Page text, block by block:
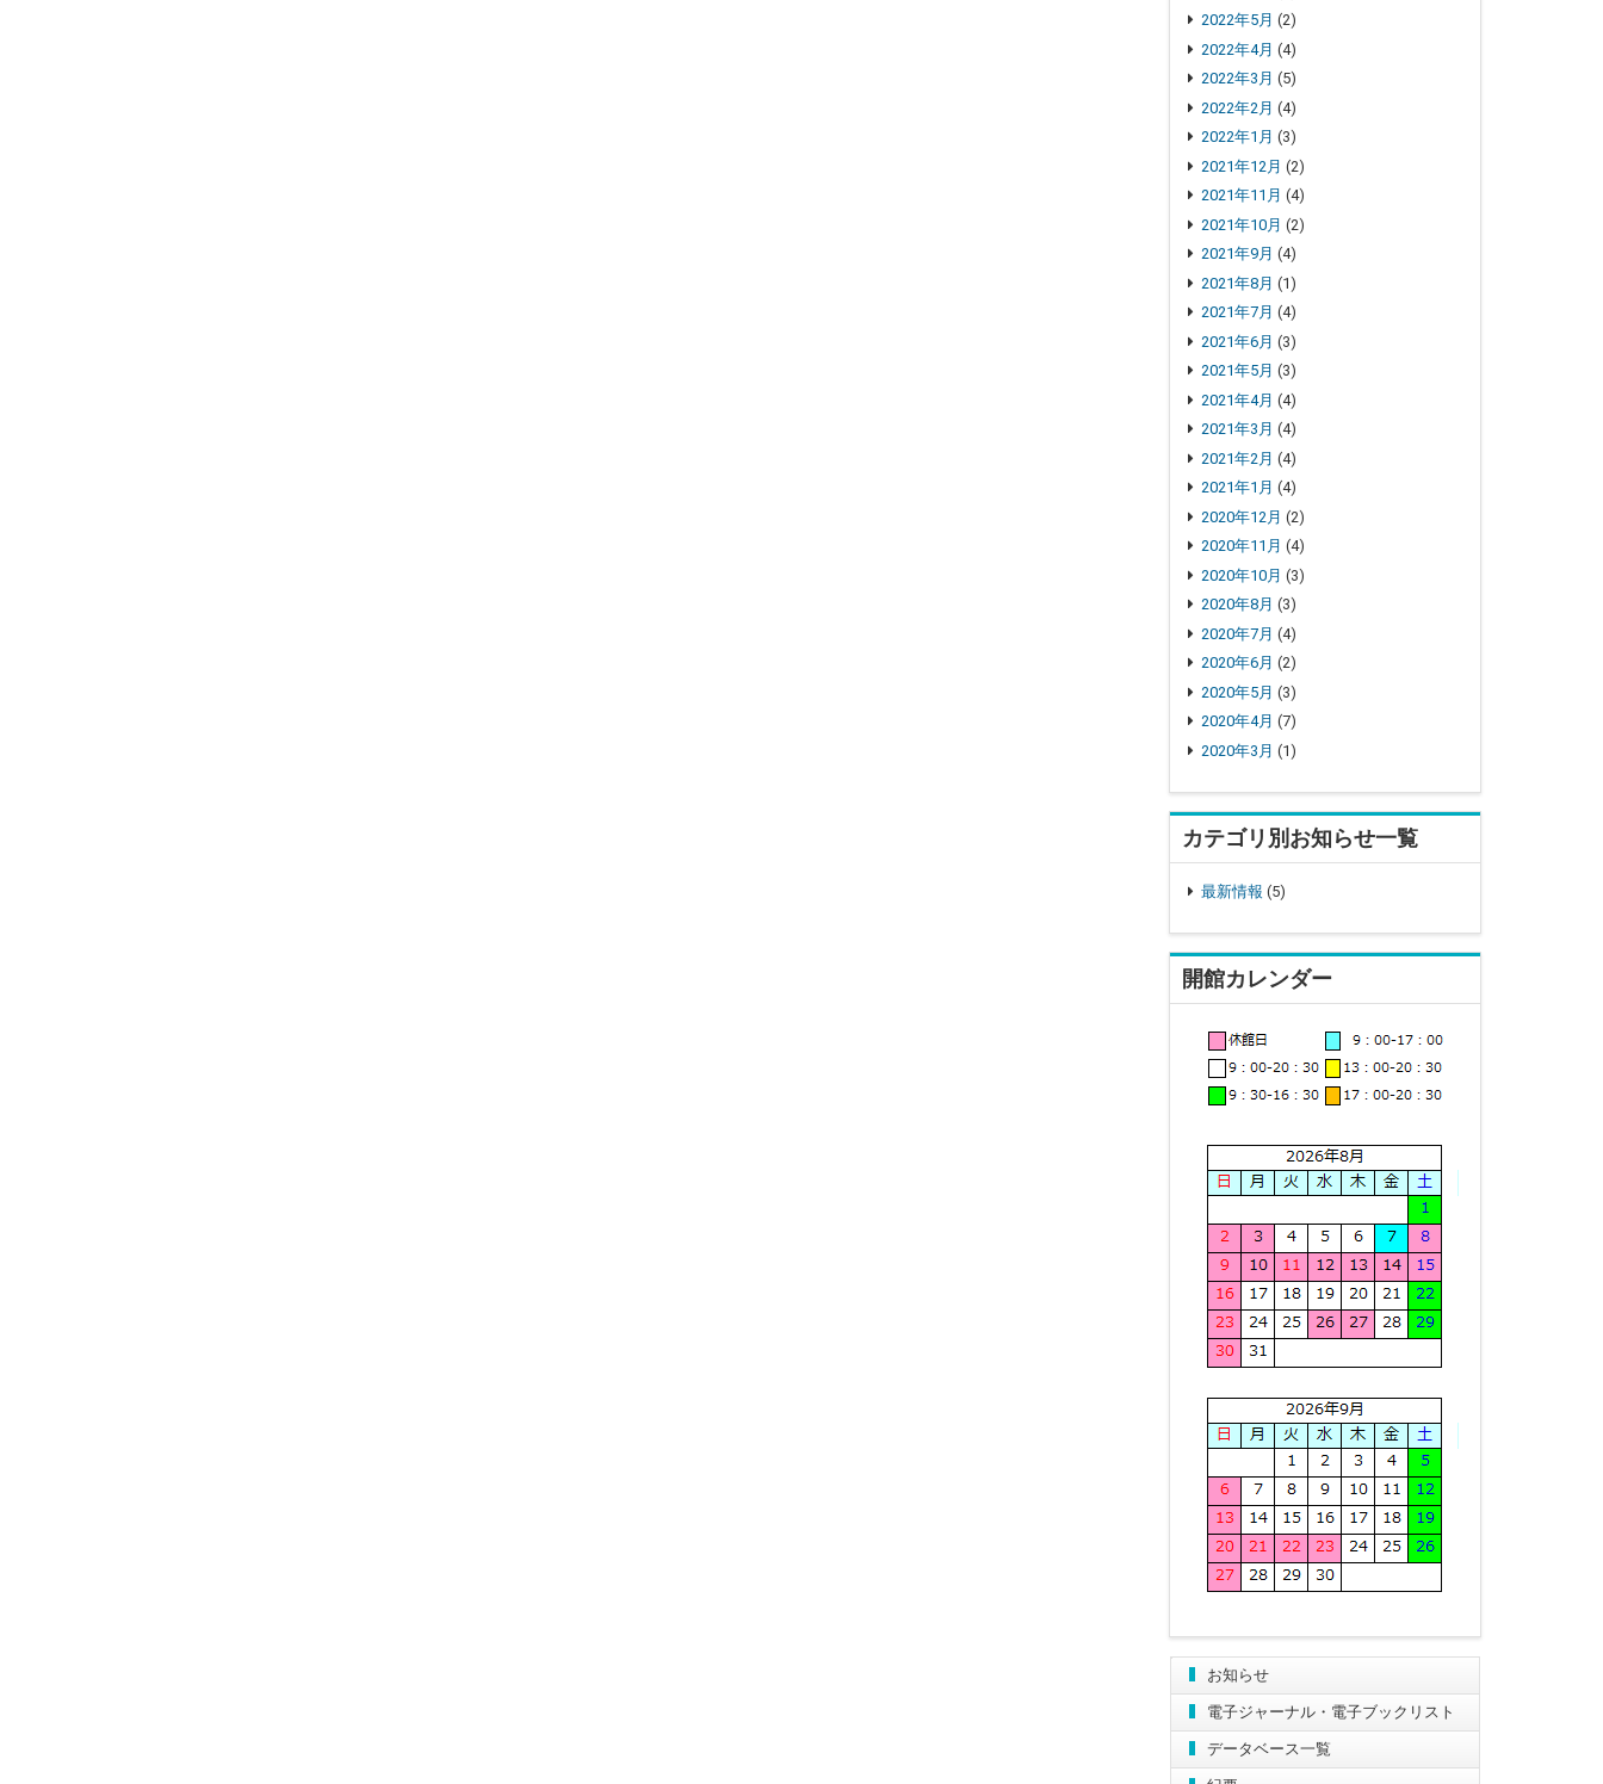
2022年5月 (2)
2022年4月 (4)
2022年3月 (5)
2022年2月 (4)
2022年1月 (3)
2021年12月 (2)
2021年11月 (4)
2021年10月 (2)
2021年9月 (4)
2021年8月 (1)
2021年7月 (4)
2021年6月 (3)
2021年5月 (3)
2021年4月 (4)
2021年3月 (4)
2021年2月 (4)
2021年1月 (4)
2020年12月 (2)
2020年11月 (4)
2020年10月 (3)
2020年8月 (3)
2020年7月 (4)
2020年6月 (2)
2020年5月 (3)
2020年4月 (7)
2020年3月 (1)
カテゴリ別お知らせ一覧
最新情報 (5)
開館カレンダー
お知らせ
電子ジャーナル・電子ブックリスト
データベース一覧